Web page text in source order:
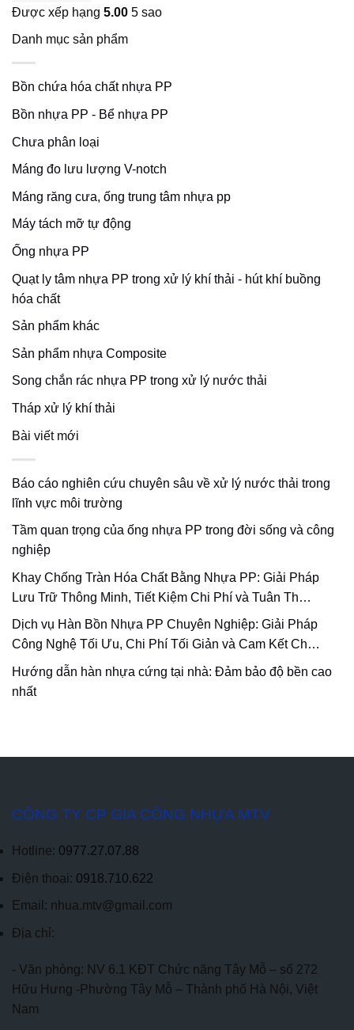
Được xếp hạng 5.00 5 sao
Danh mục sản phẩm
Bồn chứa hóa chất nhựa PP
Bồn nhựa PP - Bể nhựa PP
Chưa phân loại
Máng đo lưu lượng V-notch
Máng răng cưa, ống trung tâm nhựa pp
Máy tách mỡ tự động
Ống nhựa PP
Quạt ly tâm nhựa PP trong xử lý khí thải - hút khí buồng
hóa chất
Sản phẩm khác
Sản phẩm nhựa Composite
Song chắn rác nhựa PP trong xử lý nước thải
Tháp xử lý khí thải
Bài viết mới
Báo cáo nghiên cứu chuyên sâu về xử lý nước thải trong
lĩnh vực môi trường
Tầm quan trọng của ống nhựa PP trong đời sống và công
nghiệp
Khay Chống Tràn Hóa Chất Bằng Nhựa PP: Giải Pháp
Lưu Trữ Thông Minh, Tiết Kiệm Chi Phí và Tuân Th…
Dịch vụ Hàn Bồn Nhựa PP Chuyên Nghiệp: Giải Pháp
Công Nghệ Tối Ưu, Chi Phí Tối Giản và Cam Kết Ch…
Hướng dẫn hàn nhựa cứng tại nhà: Đảm bảo độ bền cao
nhất
CÔNG TY CP GIA CÔNG NHỰA MTV
Hotline: 0977.27.07.88
Điện thoại: 0918.710.622
Email: nhua.mtv@gmail.com
Địa chỉ:
- Văn phòng: NV 6.1 KĐT Chức năng Tây Mỗ – số 272
Hữu Hưng -Phường Tây Mỗ – Thành phố Hà Nội, Việt
Nam